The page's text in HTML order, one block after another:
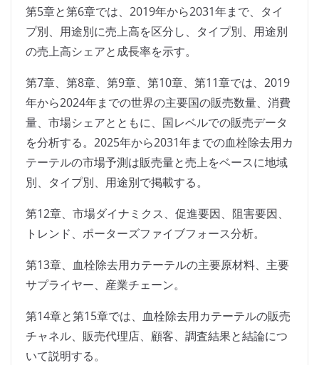
第5章と第6章では、2019年から2031年まで、タイ
プ別、用途別に売上高を区分し、タイプ別、用途別
の売上高シェアと成長率を示す。
第7章、第8章、第9章、第10章、第11章では、2019
年から2024年までの世界の主要国の販売数量、消費
量、市場シェアとともに、国レベルでの販売データ
を分析する。2025年から2031年までの血栓除去用カ
テーテルの市場予測は販売量と売上をベースに地域
別、タイプ別、用途別で掲載する。
第12章、市場ダイナミクス、促進要因、阻害要因、
トレンド、ポーターズファイブフォース分析。
第13章、血栓除去用カテーテルの主要原材料、主要
サプライヤー、産業チェーン。
第14章と第15章では、血栓除去用カテーテルの販売
チャネル、販売代理店、顧客、調査結果と結論につ
いて説明する。